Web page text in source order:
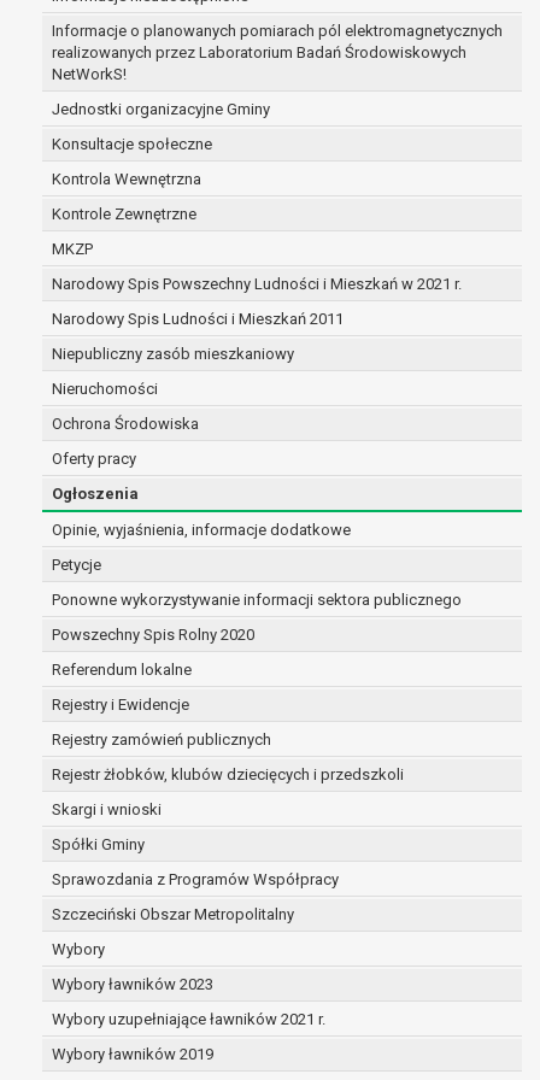
Informacje o planowanych pomiarach pól elektromagnetycznych
realizowanych przez Laboratorium Badań Środowiskowych
NetWorkS!
Jednostki organizacyjne Gminy
Konsultacje społeczne
Kontrola Wewnętrzna
Kontrole Zewnętrzne
MKZP
Narodowy Spis Powszechny Ludności i Mieszkań w 2021 r.
Narodowy Spis Ludności i Mieszkań 2011
Niepubliczny zasób mieszkaniowy
Nieruchomości
Ochrona Środowiska
Oferty pracy
Ogłoszenia
Opinie, wyjaśnienia, informacje dodatkowe
Petycje
Ponowne wykorzystywanie informacji sektora publicznego
Powszechny Spis Rolny 2020
Referendum lokalne
Rejestry i Ewidencje
Rejestry zamówień publicznych
Rejestr żłobków, klubów dziecięcych i przedszkoli
Skargi i wnioski
Spółki Gminy
Sprawozdania z Programów Współpracy
Szczeciński Obszar Metropolitalny
Wybory
Wybory ławników 2023
Wybory uzupełniające ławników 2021 r.
Wybory ławników 2019
zabezpieczenia ewentualnych roszczeń, a w
przypadku wyrażenia zgody na przetwarzanie
danych po zakończeniu i rozliczeniu umowy, do
czasu wycofania tej zgody.
Ponadto w przypadku umów o dofinansowanie
dane osobowe od momentu pozyskania
przechowywane są przez okres wynikający z
umowy o dofinansowanie zawartej między
beneficjentem a określoną instytucją, trwałości
dokumentacji projektu do celów kontrolnych.
W związku z przetwarzaniem przez
administratora danych osobowych przysługuje
Pani/Panu:
prawo dostępu do treści danych oraz
otrzymywania ich kopii na podstawie art. 15
RODO;
prawo do żądania sprostowania danych na
w przypadku gdy:
dane są nieprawidłowe lub
niekompletne;
prawo do żądania usunięcia danych
osobowych (tzw. prawo do bycia
zapomnianym) na podstawie art. 17 RODO,
w przypadku gdy:
dane nie są już niezbędne do celów,
dla których były zebrane lub w inny
sposób przetwarzane,
osoba, której dane dotyczą, wniosła
osoba, której dane dotyczą wycofała
zgodę na przetwarzanie danych
osobowych, która jest podstawą
podstawy prawnej przetwarzania
danych,
dane osobowe przetwarzane są
niezgodnie z prawem,